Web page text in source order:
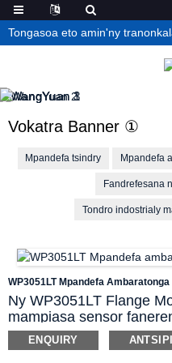
Tongasoa eto amin'ny
Vokatra Banner ①
Mpandefa tsindry Mpandefa
Fandrefesana
Tondro indostrialy
WP3051LT Mpandefa
Ny WP3051LT Flange
mampiasa sensor
ahafahana mandrefy
ranon-javatra hafa ao
ENQUIRY